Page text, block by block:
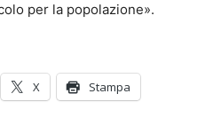
per la popolazione».
X Stampa